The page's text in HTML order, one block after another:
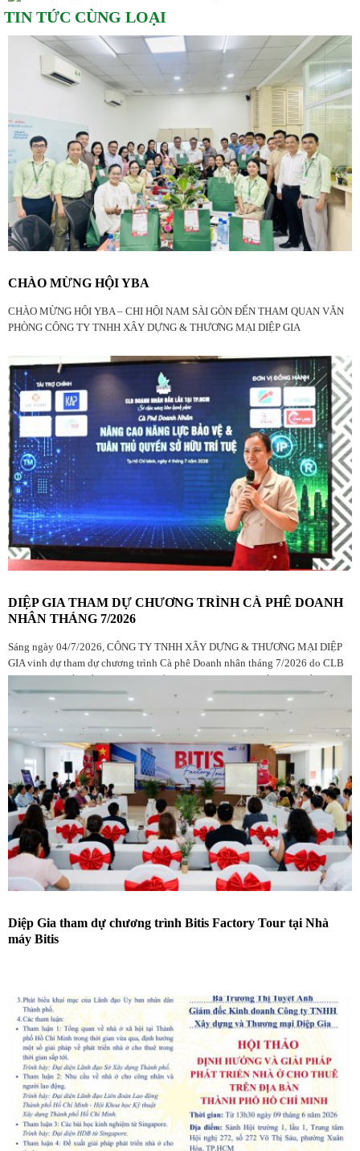
TIN TỨC CÙNG LOẠI
CHÀO MỪNG HỘI YBA
CHÀO MỪNG HỘI YBA – CHI HỘI NAM SÀI GÒN ĐẾN THAM QUAN VĂN
PHÒNG CÔNG TY TNHH XÂY DỰNG & THƯƠNG MẠI DIỆP GIA
DIỆP GIA THAM DỰ CHƯƠNG TRÌNH CÀ PHÊ DOANH
NHÂN THÁNG 7/2026
Sáng ngày 04/7/2026, CÔNG TY TNHH XÂY DỰNG & THƯƠNG MẠI DIỆP
GIA vinh dự tham dự chương trình Cà phê Doanh nhân tháng 7/2026 do CLB
viên, doanh nghiệp và khách mời.
Diệp Gia tham dự chương trình Bitis Factory Tour tại Nhà
máy Bitis